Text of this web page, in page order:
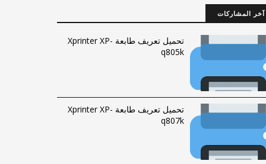
آخر المشاركات
تحميل تعريف طابعة Xprinter XP-
q805k
تحميل تعريف طابعة Xprinter XP-
q807k